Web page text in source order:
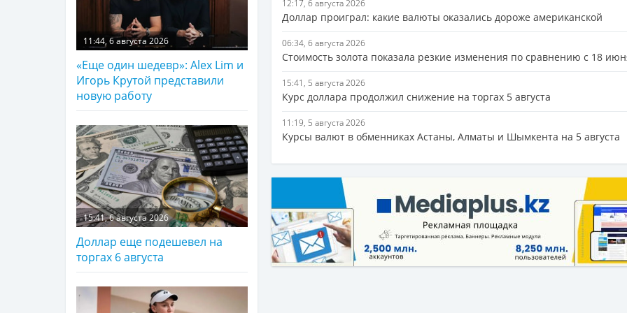
12:17, 6 августа 2026
Доллар проиграл: какие валюты оказались дороже американской
06:34, 6 августа 2026
Стоимость золота показала резкие изменения по сравнению с 18
15:41, 5 августа 2026
Курс доллара продолжил снижение на торгах 5 августа
11:19, 5 августа 2026
Курсы валют в обменниках Астаны, Алматы и Шымкента на 5 августа
11:44, 6 августа 2026
«Еще один шедевр»: Alex Lim и
Игорь Крутой представили
новую работу
15:41, 6 августа 2026
Доллар еще подешевел на
торгах 6 августа